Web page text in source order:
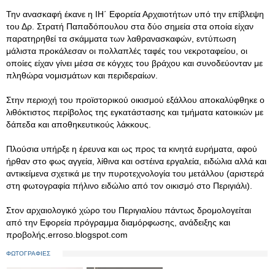
Την ανασκαφή έκανε η ΙΗ΄ Εφορεία Αρχαιοτήτων υπό την επίβλεψη
του Δρ. Στρατή Παπαδόπουλου στα δύο σημεία στα οποία είχαν
παρατηρηθεί τα σκάμματα των λαθρανασκαφών, εντύπωση
μάλιστα προκάλεσαν οι πολλαπλές ταφές του νεκροταφείου, οι
οποίες είχαν γίνει μέσα σε κόγχες του βράχου και συνοδεύονταν με
πληθώρα νομισμάτων και περιδεραίων.
Στην περιοχή του προϊστορικού οικισμού εξάλλου αποκαλύφθηκε ο
λιθόκτιστος περίβολος της εγκατάστασης και τμήματα κατοικιών με
δάπεδα και αποθηκευτικούς λάκκους.
Πλούσια υπήρξε η έρευνα και ως προς τα κινητά ευρήματα, αφού
ήρθαν στο φως αγγεία, λίθινα και οστέινα εργαλεία, ειδώλια αλλά και
αντικείμενα σχετικά με την πυροτεχνολογία του μετάλλου (αριστερά
στη φωτογραφία πήλινο ειδώλιο από τον οικισμό στο Περιγιάλι).
Στον αρχαιολογικό χώρο του Περιγιαλίου πάντως δρομολογείται
από την Εφορεία πρόγραμμα διαμόρφωσης, ανάδειξης και
προβολής.erroso.blogspot.com
ΦΩΤΟΓΡΑΦΙΕΣ